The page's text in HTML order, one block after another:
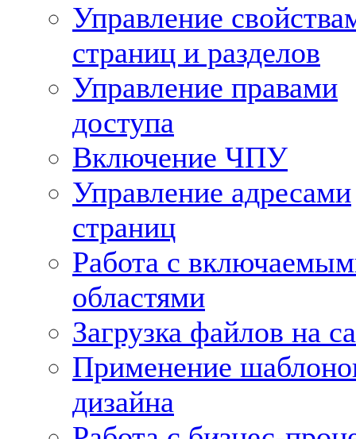
Управление
страниц и разделов
Управление правами
доступа
Включение ЧПУ
Управление адресами
страниц
Работа с
областями
Загрузка файлов на
Применение
дизайна